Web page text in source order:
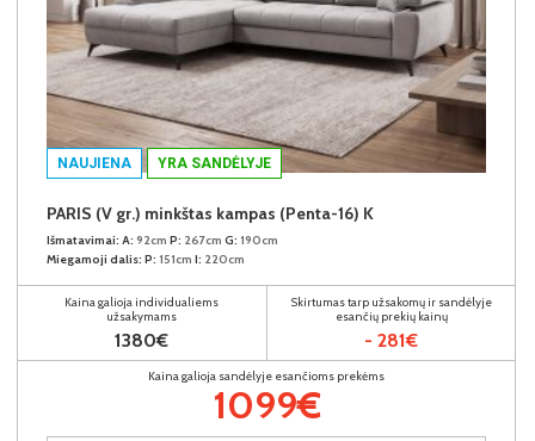
NAUJIENA YRA SANDĖLYJE
PARIS (V gr.) minkštas kampas (Penta-16) K
Išmatavimai: A: 92cm P: 267cm G: 190cm
Miegamoji dalis: P: 151cm I: 220cm
Kaina galioja individualiems
užsakymams
1380€
Skirtumas tarp užsakomų ir sandėlyje
esančių prekių kainų
- 281€
Kaina galioja sandėlyje esančioms prekėms
1099€